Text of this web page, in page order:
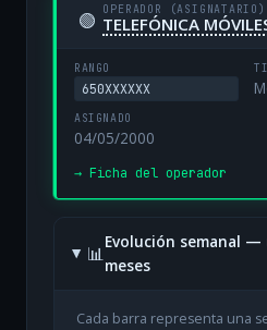
🟢 OPERADOR (ASIGNATARIO)
RANGO
650XXXXXX
ASIGNADO
04/05/2000
→ Ficha del operador
📊
Evolución semanal
meses
Cada barra representa una